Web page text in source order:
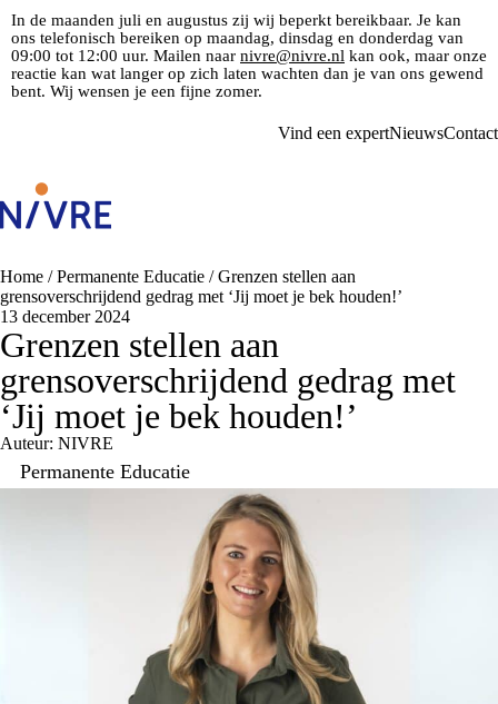
In de maanden juli en augustus zij wij beperkt bereikbaar. Je kan
ons telefonisch bereiken op maandag, dinsdag en donderdag van
09:00 tot 12:00 uur. Mailen naar nivre@nivre.nl kan ook, maar onze
reactie kan wat langer op zich laten wachten dan je van ons gewend
bent. Wij wensen je een fijne zomer.
Vind een expertNieuwsContact
Home /Permanente Educatie /Grenzen stellen aan
grensoverschrijdend gedrag met ‘Jij moet je bek houden!’
13 december 2024
Grenzen stellen aan
grensoverschrijdend gedrag met
‘Jij moet je bek houden!’
Auteur: NIVRE
Permanente Educatie